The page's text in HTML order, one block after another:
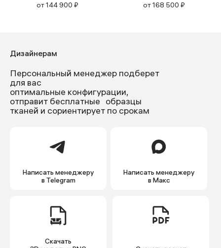
от144 900 ₽ от168 500 ₽
Дизайнерам
Персональный менеджер подберет
для вас
оптимальные конфигурации,
отправит бесплатные образцы
тканей и сориентирует по срокам
Написать менеджеру
в Telegram
Написать менеджеру
в Макс
Скачать